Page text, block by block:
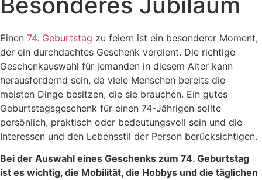
Einen 74. Geburtstag zu feiern ist ein besonderer Moment,
der ein durchdachtes Geschenk verdient. Die richtige
Geschenkauswahl für jemanden in diesem Alter kann
herausfordernd sein, da viele Menschen bereits die
meisten Dinge besitzen, die sie brauchen. Ein gutes
Geburtstagsgeschenk für einen 74-Jährigen sollte
persönlich, praktisch oder bedeutungsvoll sein und die
Interessen und den Lebensstil der Person berücksichtigen.
Bei der Auswahl eines Geschenks zum 74. Geburtstag
ist es wichtig, die Mobilität, die Hobbys und die täglichen